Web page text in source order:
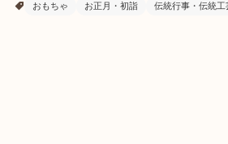
おもちゃ
お正月・初詣 伝統行事・伝統工